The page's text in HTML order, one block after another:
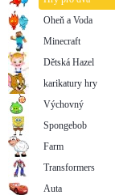
Oheň a Voda
Minecraft
Dětská Hazel
karikatury hry
Výchovný
Spongebob
Farm
Transformers
Auta